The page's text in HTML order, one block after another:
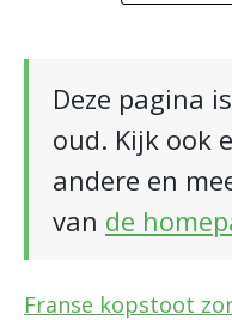
Deze pagina
oud. Kijk ook
andere en
van de
Franse kopstoot